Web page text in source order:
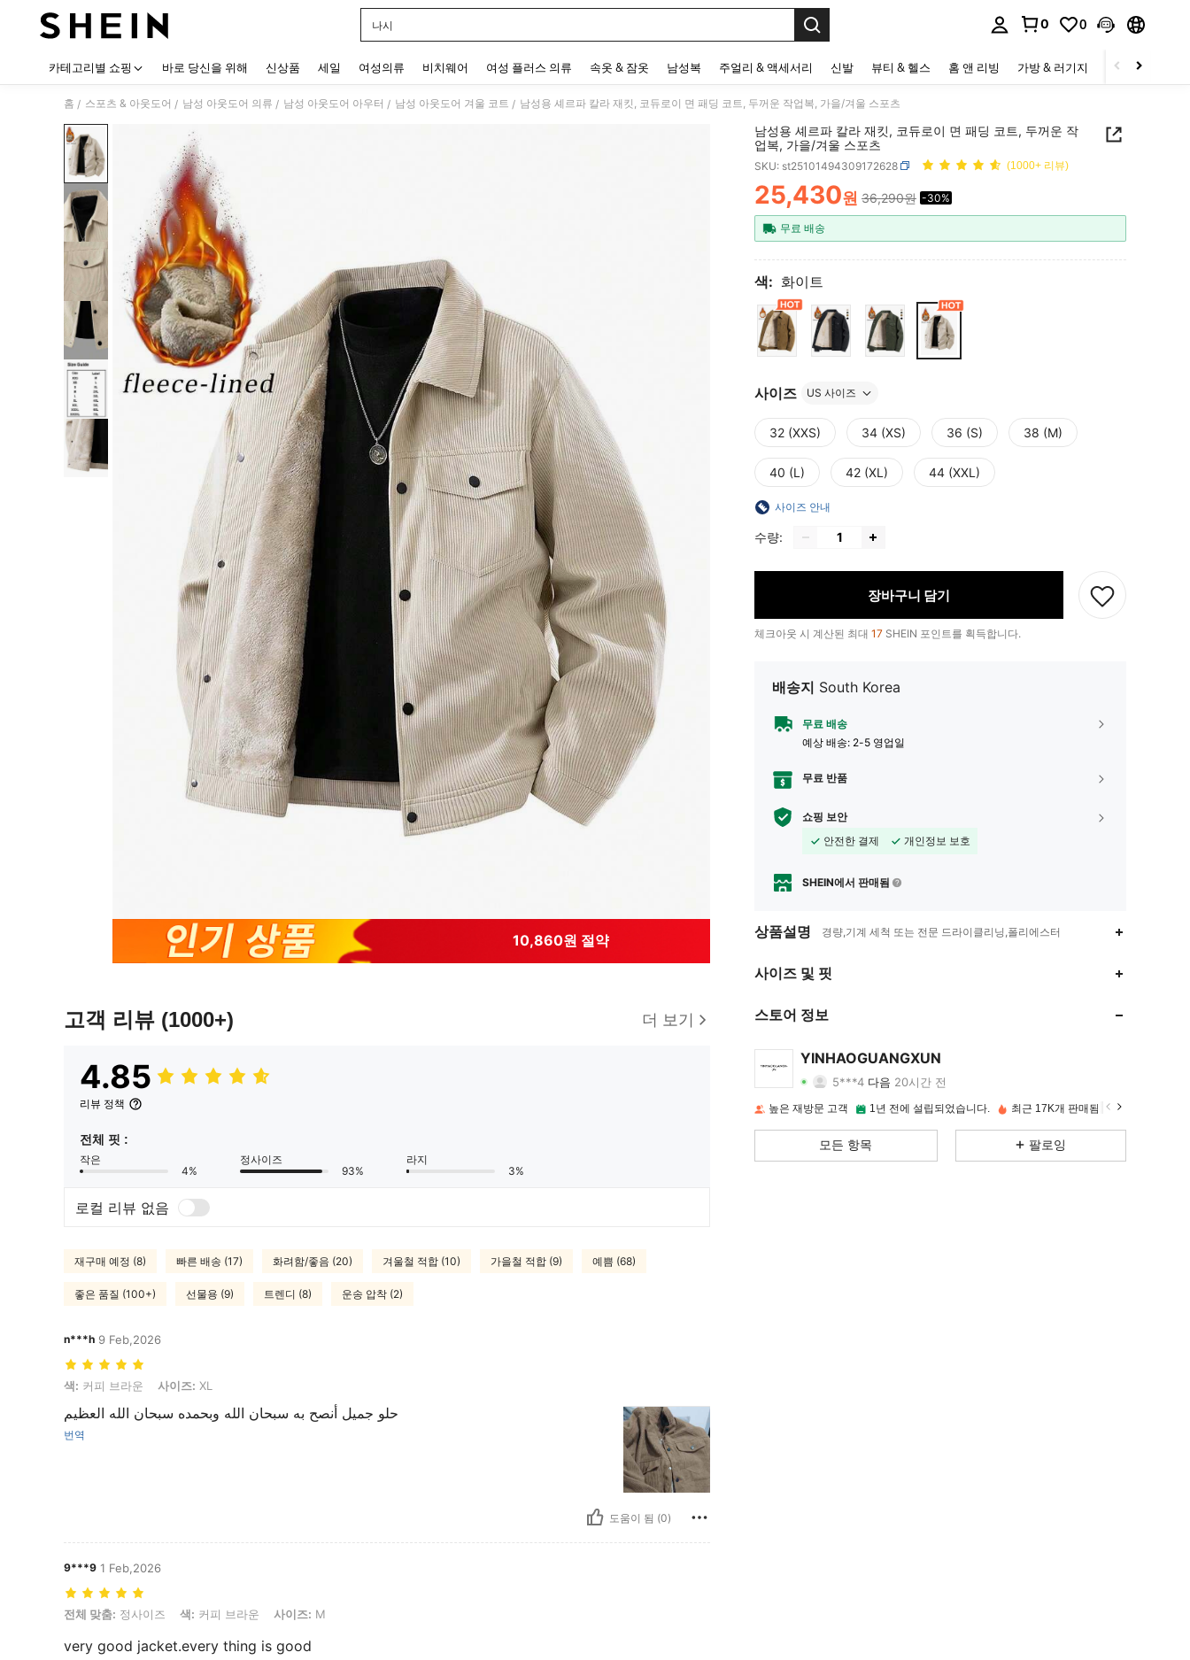
나시
0 0
카테고리별 쇼핑 바로 당신을 위해 신상품 세일 여성의류 비치웨어 여성 플러스 의류 속옷 & 잠옷 남성복 주얼리 & 액세서리 신발 뷰티 & 헬스 홈 앤 리빙 가방 & 러기지 스포츠 & 아웃
홈 / 스포츠 & 아웃도어 / 남성 아웃도어 의류 / 남성 아웃도어 아우터 / 남성 아웃도어 겨울 코트 / 남성용 셰르파 칼라 재킷, 코듀로이 면 패딩 코트, 두꺼운 작업복, 가을/겨울 스포츠
10,860원 절약
고객 리뷰 (1000+) 더 보기
4.85
리뷰 정책
전체 핏 :
작은
4%
정사이즈
93%
라지
3%
로컬 리뷰 없음
재구매 예정 (8) 빠른 배송 (17) 화려함/좋음 (20) 겨울철 적합 (10) 가을철 적합 (9) 예쁨 (68)
좋은 품질 (100+) 선물용 (9) 트렌디 (8) 운송 압착 (2)
n***h 9 Feb,2026
색: 커피 브라운, 사이즈: XL
색: 커피 브라운 사이즈: XL
حلو جميل أنصح به سبحان الله وبحمده سبحان الله العظيم
번역
도움이 됨 (0)
9***9 1 Feb,2026
전체 맞춤: 정사이즈, 색: 커피 브라운, 사이즈: M
전체 맞춤: 정사이즈 색: 커피 브라운 사이즈: M
very good jacket.every thing is good
남성용 셰르파 칼라 재킷, 코듀로이 면 패딩 코트, 두꺼운 작
업복, 가을/겨울 스포츠
SKU: st25101494309172628 (1000+ 리뷰)
PRICE AND AVAILABILITY
25,430원 36,290원 -30%
무료 배송
색: 화이트
사이즈 US 사이즈
32 (XXS) 34 (XS) 36 (S) 38 (M)
40 (L) 42 (XL) 44 (XXL)
사이즈 안내
수량:
장바구니 담기
체크아웃 시 계산된 최대 17 SHEIN 포인트를 획득합니다.
배송지 South Korea
무료 배송
예상 배송: 2-5 영업일
무료 반품
쇼핑 보안
안전한 결제
개인정보 보호
SHEIN에서 판매됨
상품설명 경량,기계 세척 또는 전문 드라이클리닝,폴리에스터
사이즈 및 핏
스토어 정보
YINHAOGUANGXUN
5***4 다음 20시간 전
4.90 등급 39아이템 1.1K
4.90 39 1.1K
높은 재방문 고객 1년 전에 설립되었습니다. 최근 17K개 판매됨
모든 항목 팔로잉